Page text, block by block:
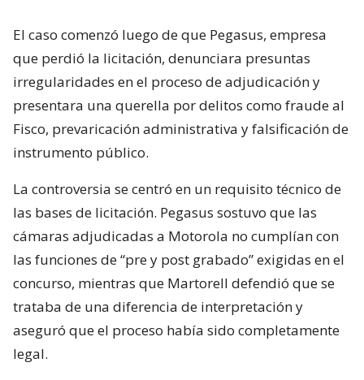
El caso comenzó luego de que Pegasus, empresa
que perdió la licitación, denunciara presuntas
irregularidades en el proceso de adjudicación y
presentara una querella por delitos como fraude al
Fisco, prevaricación administrativa y falsificación de
instrumento público.
La controversia se centró en un requisito técnico de
las bases de licitación. Pegasus sostuvo que las
cámaras adjudicadas a Motorola no cumplían con
las funciones de “pre y post grabado” exigidas en el
concurso, mientras que Martorell defendió que se
trataba de una diferencia de interpretación y
aseguró que el proceso había sido completamente
legal.